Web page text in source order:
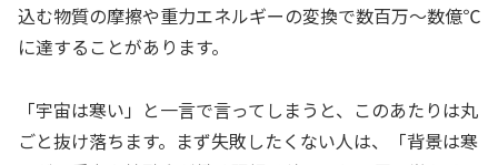
込む物質の摩擦や重力エネルギーの変換で数百万〜数億℃
に達することがあります。
「宇宙は寒い」と一言で言ってしまうと、このあたりは丸
ごと抜け落ちます。まず失敗したくない人は、「背景は寒